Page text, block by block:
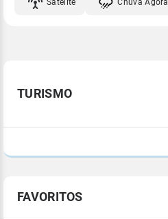
TURISMO
FAVORITOS